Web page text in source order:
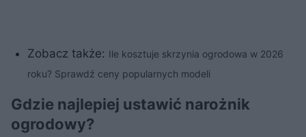
Zobacz także: Ile kosztuje skrzynia ogrodowa w 2026
roku? Sprawdź ceny popularnych modeli
Gdzie najlepiej ustawić narożnik
ogrodowy?